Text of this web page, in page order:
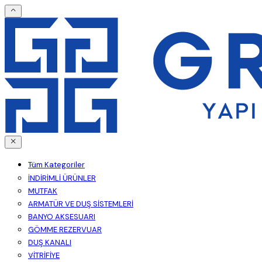
Tüm Kategoriler
İNDİRİMLİ ÜRÜNLER
MUTFAK
ARMATÜR VE DUŞ SİSTEMLERİ
BANYO AKSESUARI
GÖMME REZERVUAR
DUŞ KANALI
VİTRİFİYE